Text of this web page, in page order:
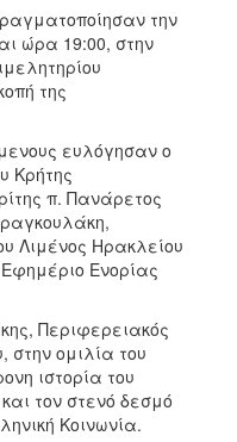
την
ώρα 19:00, στην
της
ευλόγησαν ο
Κρήτης
π. Πανάρετος
Λιμένος Ηρακλείου
Ενορίας
Περιφερειακός
ομιλία του
ιστορία του
τον στενό δεσμό
Κοινωνία.